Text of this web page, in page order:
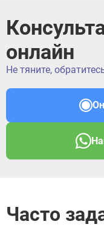
онлайн
Не тяните,
Часто